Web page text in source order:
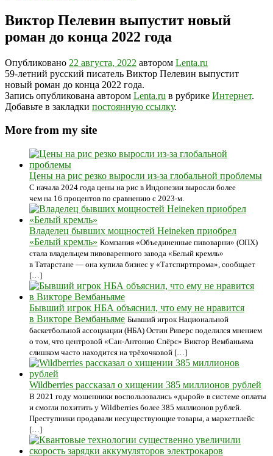
Виктор Пелевин выпустит новый
роман до конца 2022 года
Опубликовано 22 августа, 2022 автором Lenta.ru
59-летний русский писатель Виктор Пелевин выпустит
новый роман до конца 2022 года.
Запись опубликована автором Lenta.ru в рубрике Интернет.
Добавьте в закладки постоянную ссылку.
More from my site
Цены на рис резко выросли из-за глобальной проблемы
С начала 2024 года цены на рис в Индонезии выросли более
чем на 16 процентов по сравнению с 2023-м.
Владелец бывших мощностей Heineken приобрел
«Белый кремль» Компания «Объединенные пивоварни» (ОПХ)
стала владельцем пивоваренного завода «Белый кремль»
в Татарстане — она купила бизнес у «Татспиртпрома», сообщает
[…]
Бывший игрок НБА объяснил, что ему не нравится
в Викторе Вембаньяме Бывший игрок Национальной
баскетбольной ассоциации (НБА) Остин Риверс поделился мнением
о том, что центровой «Сан-Антонио Спёрс» Виктор Вембаньяма
слишком часто находится на трёхочковой […]
Wildberries рассказал о хищении 385 миллионов рублей
В 2021 году мошенники воспользовались «дырой» в системе оплаты
и смогли похитить у Wildberries более 385 миллионов рублей.
Преступники продавали несуществующие товары, а маркетплейс
[…]